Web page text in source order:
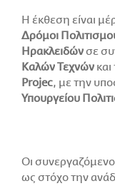
Η έκθεση είναι
Δρόμοι
Ηρακλειδώνσε
Καλών Τεχνών
Projec, με την
Υπουργείου
Οι
ως στόχο την